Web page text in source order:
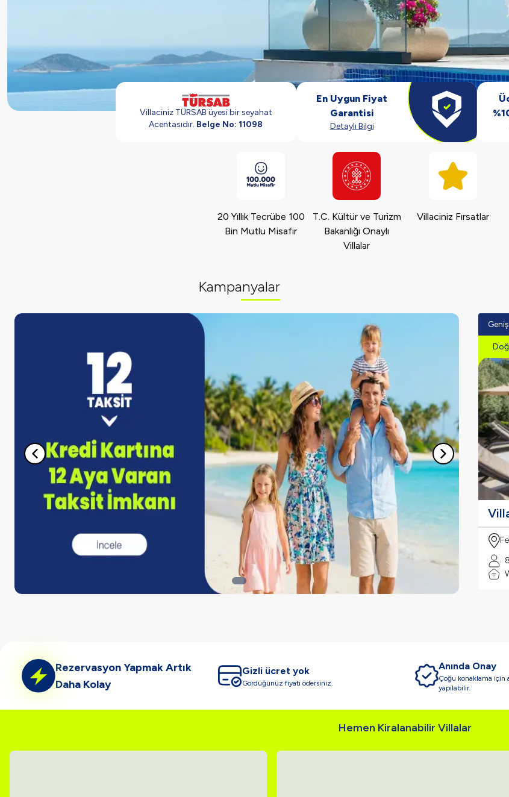
Villaciniz TÜRSAB üyesi bir seyahat
Acentasıdır. Belge No: 11098
En Uygun Fiyat
Garantisi
Detaylı Bilgi
20 Yıllık Tecrübe 100
Bin Mutlu Misafir
T.C. Kültür ve Turizm
Bakanlığı Onaylı
Villalar
Villaciniz Fırsatlar
Kampanyalar
Rezervasyon Yapmak Artık
Daha Kolay
Gizli ücret yok
Gördüğünüz fiyatı ödersiniz.
Anında Onay
Çoğu konaklama için
yapılabilir.
Hemen Kiralanabilir Villalar